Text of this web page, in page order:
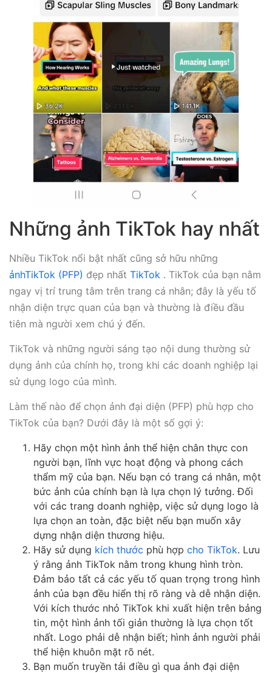
Những ảnh TikTok hay nhất
Nhiều TikTok nổi bật nhất cũng sở hữu những
ảnhTikTok (PFP) đẹp nhất TikTok . TikTok của bạn nằm
ngay vị trí trung tâm trên trang cá nhân; đây là yếu tố
nhận diện trực quan của bạn và thường là điều đầu
tiên mà người xem chú ý đến.
TikTok và những người sáng tạo nội dung thường sử
dụng ảnh của chính họ, trong khi các doanh nghiệp lại
sử dụng logo của mình.
Làm thế nào để chọn ảnh đại diện (PFP) phù hợp cho
TikTok của bạn? Dưới đây là một số gợi ý:
Hãy chọn một hình ảnh thể hiện chân thực con
người bạn, lĩnh vực hoạt động và phong cách
thẩm mỹ của bạn. Nếu bạn có trang cá nhân, một
bức ảnh của chính bạn là lựa chọn lý tưởng. Đối
với các trang doanh nghiệp, việc sử dụng logo là
lựa chọn an toàn, đặc biệt nếu bạn muốn xây
dựng nhận diện thương hiệu.
Hãy sử dụng kích thước phù hợp cho TikTok. Lưu
ý rằng ảnh TikTok nằm trong khung hình tròn.
Đảm bảo tất cả các yếu tố quan trọng trong hình
ảnh của bạn đều hiển thị rõ ràng và dễ nhận diện.
Với kích thước nhỏ TikTok khi xuất hiện trên bảng
tin, một hình ảnh tối giản thường là lựa chọn tốt
nhất. Logo phải dễ nhận biết; hình ảnh người phải
thể hiện khuôn mặt rõ nét.
Bạn muốn truyền tải điều gì qua ảnh đại diện